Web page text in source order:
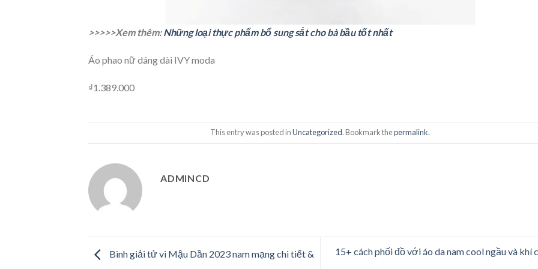
>>>>>Xem thêm:Những loại thực phẩm bổ sung sắt cho bà bầu tốt nhất
Áo phao nữ dáng dài IVY moda
₫1.389.000
This entry was posted inUncategorized. Bookmark thepermalink.
ADMINCD
Bình giải tử vi Mậu Dần 2023 nam mạng chi tiết &
15+ cách phối đồ với áo da nam cool ngầu và khí